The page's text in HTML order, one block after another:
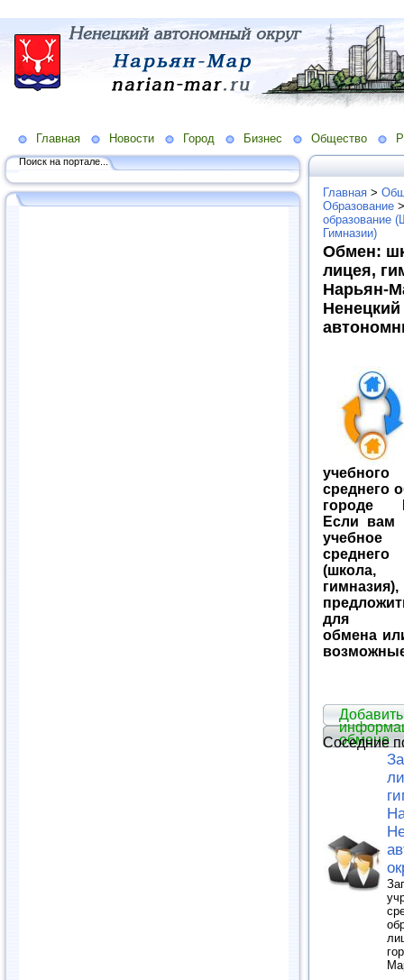
Главная Новости Город Бизнес Общество
Поиск на портале...
Главная >
Образование
образование
Гимназии)
Обмен:
лицея,
Нарьян-
Ненецкий
среднего
городе
Если вам
учебное
среднего
для
обмена
Добавить
обмене
Соседние